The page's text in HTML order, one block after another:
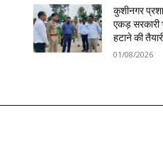
कुशीनगर
एकड़ सरकारी
हटाने की
01/08/2026